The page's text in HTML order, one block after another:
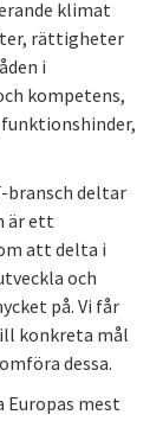
klimat
rättigheter
i
kompetens,
deltar
är ett
att delta i
och
på. Vi får
konkreta mål
dessa.
Europas mest